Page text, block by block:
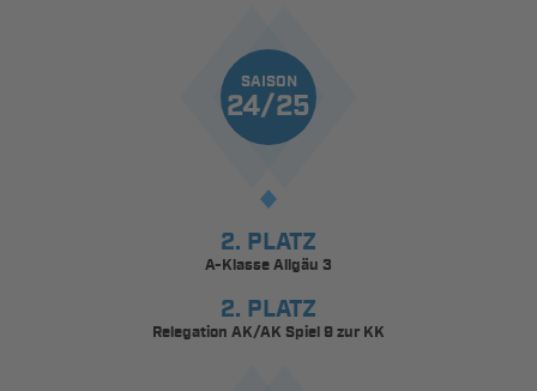
SAISON
24/25
2. PLATZ
A-Klasse Allgäu 3
2. PLATZ
Relegation AK/AK Spiel 9 zur KK